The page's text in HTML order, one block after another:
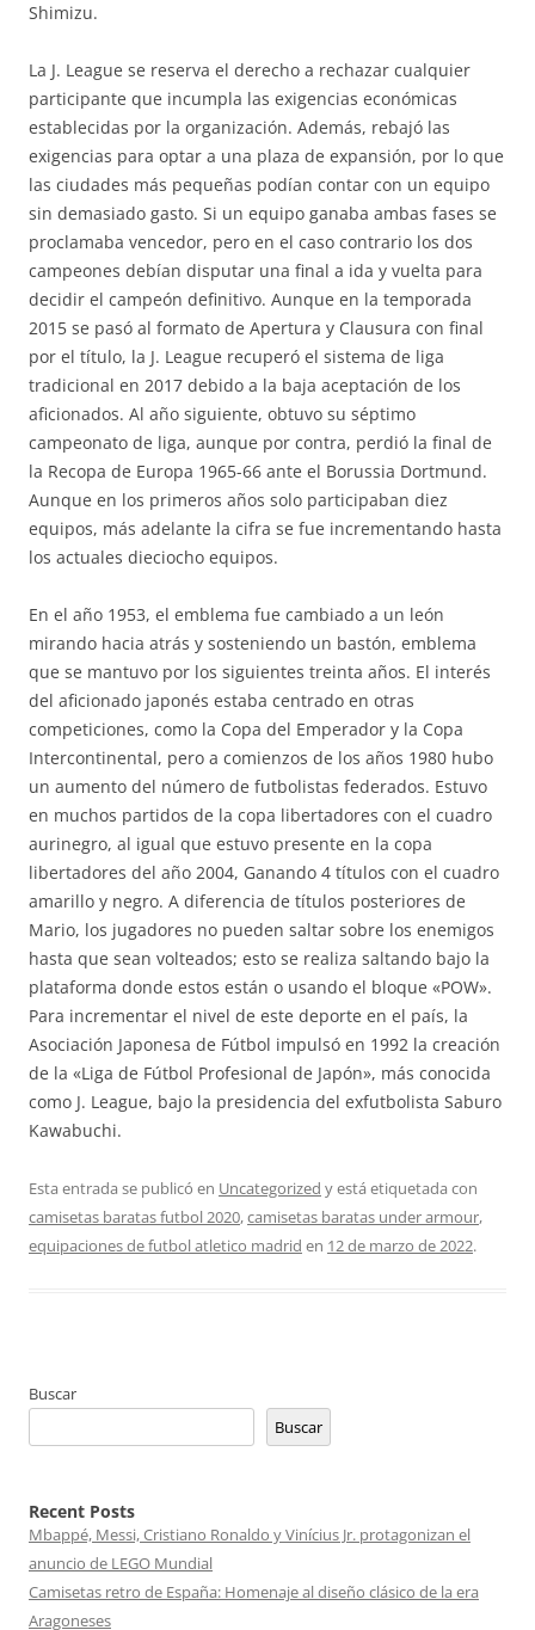
Shimizu.
La J. League se reserva el derecho a rechazar cualquier
participante que incumpla las exigencias económicas
establecidas por la organización. Además, rebajó las
exigencias para optar a una plaza de expansión, por lo que
las ciudades más pequeñas podían contar con un equipo
sin demasiado gasto. Si un equipo ganaba ambas fases se
proclamaba vencedor, pero en el caso contrario los dos
campeones debían disputar una final a ida y vuelta para
decidir el campeón definitivo. Aunque en la temporada
2015 se pasó al formato de Apertura y Clausura con final
por el título, la J. League recuperó el sistema de liga
tradicional en 2017 debido a la baja aceptación de los
aficionados. Al año siguiente, obtuvo su séptimo
campeonato de liga, aunque por contra, perdió la final de
la Recopa de Europa 1965-66 ante el Borussia Dortmund.
Aunque en los primeros años solo participaban diez
equipos, más adelante la cifra se fue incrementando hasta
los actuales dieciocho equipos.
En el año 1953, el emblema fue cambiado a un león
mirando hacia atrás y sosteniendo un bastón, emblema
que se mantuvo por los siguientes treinta años. El interés
del aficionado japonés estaba centrado en otras
competiciones, como la Copa del Emperador y la Copa
Intercontinental, pero a comienzos de los años 1980 hubo
un aumento del número de futbolistas federados. Estuvo
en muchos partidos de la copa libertadores con el cuadro
aurinegro, al igual que estuvo presente en la copa
libertadores del año 2004, Ganando 4 títulos con el cuadro
amarillo y negro. A diferencia de títulos posteriores de
Mario, los jugadores no pueden saltar sobre los enemigos
hasta que sean volteados; esto se realiza saltando bajo la
plataforma donde estos están o usando el bloque «POW».
Para incrementar el nivel de este deporte en el país, la
Asociación Japonesa de Fútbol impulsó en 1992 la creación
de la «Liga de Fútbol Profesional de Japón», más conocida
como J. League, bajo la presidencia del exfutbolista Saburo
Kawabuchi.
Esta entrada se publicó en Uncategorized y está etiquetada con
camisetas baratas futbol 2020,camisetas baratas under armour,
equipaciones de futbol atletico madrid en 12 de marzo de 2022.
Buscar
Buscar
Recent Posts
Mbappé, Messi, Cristiano Ronaldo y Vinícius Jr. protagonizan el
anuncio de LEGO Mundial
Camisetas retro de España: Homenaje al diseño clásico de la era
Aragoneses